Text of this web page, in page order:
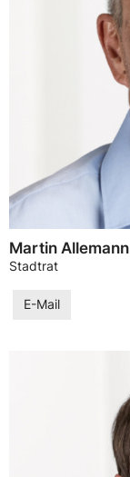
Martin Allemann
Stadtrat
E-Mail